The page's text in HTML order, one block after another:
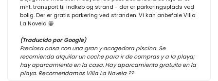
mht. transport til indkøb og strand - der er parkeringsplads ved
bolig. Der er gratis parkering ved stranden. Vi kan anbefale Villa
La Novela 😀
(Traducido por Google)
Preciosa casa con una gran y acogedora piscina. Se
recomienda alquilar un coche para ir de compras y a la playa;
hay aparcamiento en la casa. Hay aparcamiento gratuito en la
playa. Recomendamos Villa La Novela ??